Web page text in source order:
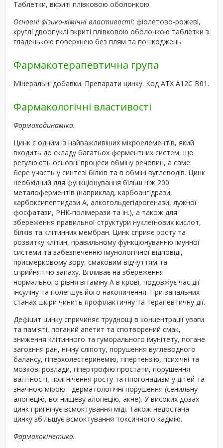
Таблетки, вкриті плівковою оболонкою.
Основні фізико-хімічні властивості: фіолетово-рожеві,
круглі двоопуклі вкриті плівковою оболонкою таблетки з
гладенькою поверхнею без плям та пошкоджень.
Фармакотерапевтична група
Мінеральні добавки. Препарати цинку. Код АТХ А12С В01.
Фармакологічні властивості
Фармакодинаміка.
Цинк є одним із найважливіших мікроелементів, який
входить до складу багатьох ферментних систем, що
регулюють основні процеси обміну речовин, а саме:
бере участь у синтезі білків та в обміні вуглеводів. Цинк
необхідний для функціонування більш ніж 200
металоферментів (наприклад, карбоангідрази,
карбоксипептидази А, алкогольдегідрогенази, лужної
фосфатази, РНК-полімерази та ін.), а також для
збереження правильної структури нуклеїнових кислот,
білків та клітинних мембран. Цинк сприяє росту та
розвитку клітин, правильному функціонуванню імунної
системи та забезпеченню імунологічної відповіді,
присмерковому зору, смаковим відчуттям та
сприйняттю запаху. Впливає на збереження
нормального рівня вітаміну А в крові, подовжує час дії
інсуліну та полегшує його накопичення. При запальних
станах шкіри чинить профілактичну та терапевтичну дії.
Дефіцит цинку спричиняє труднощі в концентрації уваги
та пам'яті, поганий апетит та спотворений смак,
зниження клітинного та гуморального імунітету, погане
загоєння ран, нічну сліпоту, порушення вуглеводного
балансу, гіперхолестеринемію, гіпертензію, психічні та
мозкові розлади, гіпертрофію простати, порушення
вагітності, пригнічення росту та гіпогонадизм у дітей та
значною мірою - дерматологічні порушення (сенильну
алопецію, вогнищеву алопецію, акне). У високих дозах
цинк пригнічує всмоктування міді. Також недостача
цинку збільшує всмоктування токсичного кадмію.
Фармакокінетика.